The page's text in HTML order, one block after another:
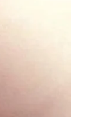
želje.
da ste